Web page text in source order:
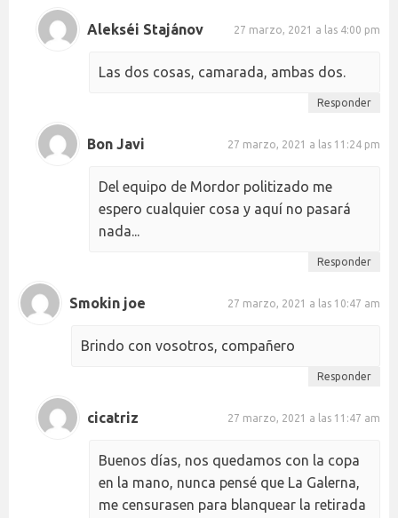
Alekséi Stajánov 27 marzo, 2021 a las 4:00 pm
Las dos cosas, camarada, ambas dos.
Responder
Bon Javi 27 marzo, 2021 a las 11:24 pm
Del equipo de Mordor politizado me
espero cualquier cosa y aquí no pasará
nada...
Responder
Smokin joe 27 marzo, 2021 a las 10:47 am
Brindo con vosotros, compañero
Responder
cicatriz 27 marzo, 2021 a las 11:47 am
Buenos días, nos quedamos con la copa
en la mano, nunca pensé que La Galerna,
me censurasen para blanquear la retirada